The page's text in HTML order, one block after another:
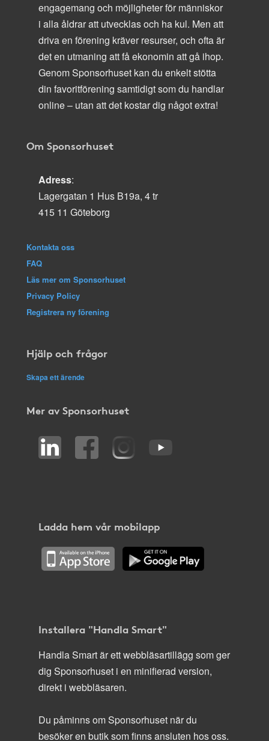
engagemang och möjligheter för människor
i alla åldrar att utvecklas och ha kul. Men att
driva en förening kräver resurser, och ofta är
det en utmaning att få ekonomin att gå ihop.
Genom Sponsorhuset kan du enkelt stötta
din favoritförening samtidigt som du handlar
online – utan att det kostar dig något extra!
Om Sponsorhuset
Adress:
Lagergatan 1 Hus B19a, 4 tr
415 11 Göteborg
Kontakta oss
FAQ
Läs mer om Sponsorhuset
Privacy Policy
Registrera ny förening
Hjälp och frågor
Skapa ett ärende
Mer av Sponsorhuset
Ladda hem vår mobilapp
Installera "Handla Smart"
Handla Smart är ett webbläsartillägg som ger
dig Sponsorhuset i en minifierad version,
direkt i webbläsaren.
Du påminns om Sponsorhuset när du
besöker en butik som finns ansluten hos oss.